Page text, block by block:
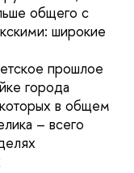
общего с
широкие
прошлое
города
в общем
– всего